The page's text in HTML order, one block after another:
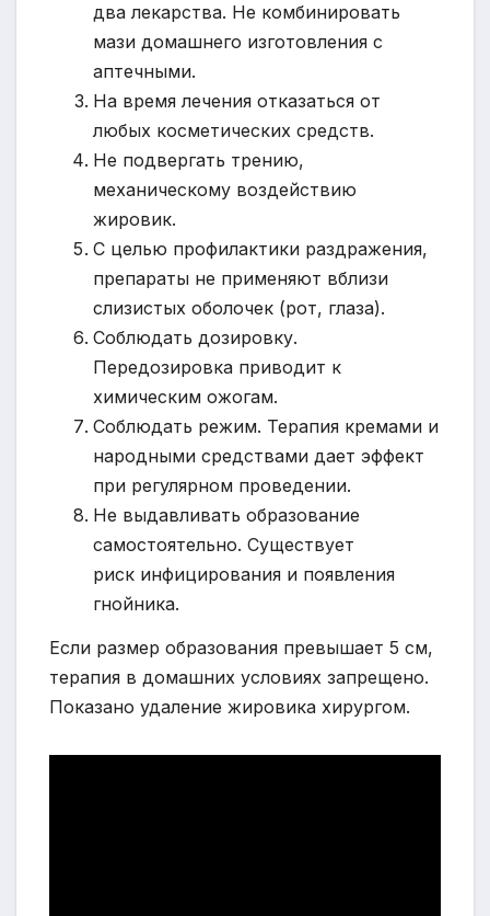
два лекарства. Не комбинировать
мази домашнего изготовления с
аптечными.
На время лечения отказаться от
любых косметических средств.
Не подвергать трению,
механическому воздействию
жировик.
С целью профилактики раздражения,
препараты не применяют вблизи
слизистых оболочек (рот, глаза).
Соблюдать дозировку.
Передозировка приводит к
химическим ожогам.
Соблюдать режим. Терапия кремами и
народными средствами дает эффект
при регулярном проведении.
Не выдавливать образование
самостоятельно. Существует
риск инфицирования и появления
гнойника.
Если размер образования превышает 5 см,
терапия в домашних условиях запрещено.
Показано удаление жировика хирургом.